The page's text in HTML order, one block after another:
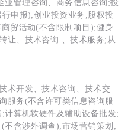
管理咨询、商务信息咨询;投
申报);创业投资业务;股权投
贸活动(不含限制项目);健身
让、技术咨询 、技术服务;从
开发、技术咨询、技术交
服务(不含许可类信息咨询服
算机软硬件及辅助设备批发;
不含涉外调查);市场营销策划;